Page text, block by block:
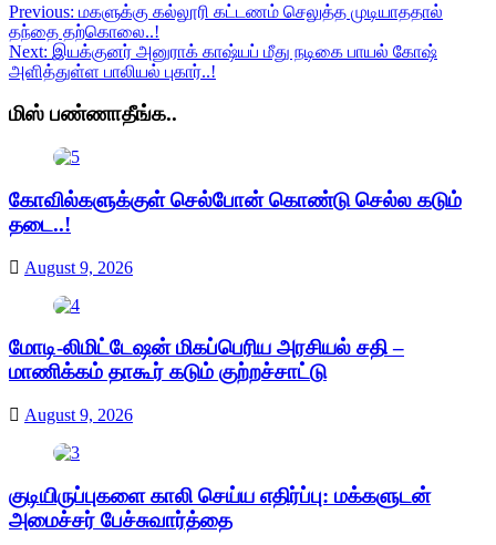
Previous: மகளுக்கு கல்லூரி கட்டணம் செலுத்த முடியாததால்
தந்தை தற்கொலை..!
Next: இயக்குனர் அனுராக் காஷ்யப் மீது நடிகை பாயல் கோஷ்
அளித்துள்ள பாலியல் புகார்..!
மிஸ் பண்ணாதீங்க..
கோவில்களுக்குள் செல்போன் கொண்டு செல்ல கடும்
தடை..!
August 9, 2026
மோடி-லிமிட்டேஷன் மிகப்பெரிய அரசியல் சதி –
மாணிக்கம் தாகூர் கடும் குற்றச்சாட்டு
August 9, 2026
குடியிருப்புகளை காலி செய்ய எதிர்ப்பு: மக்களுடன்
அமைச்சர் பேச்சுவார்த்தை